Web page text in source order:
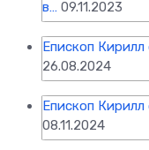
в… 09.11.2023
Епископ
26.08.2024
Епископ
08.11.2024